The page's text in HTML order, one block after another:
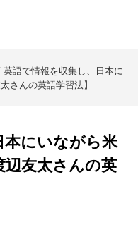
英語で情報を収集し、日本に
さんの英語学習法】
本にいながら米
辺友太さんの英
ーク